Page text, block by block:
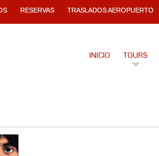
RESERVAS TRASLADOS AEROPUERTO
INICIO TOURS